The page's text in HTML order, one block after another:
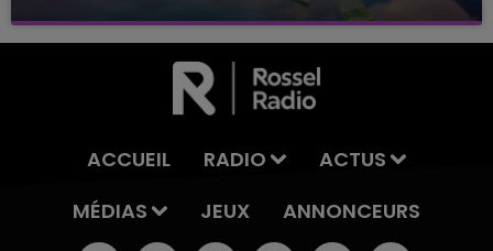
avec La Famille Champagne FM, à 8H10
ACCUEIL RADIO
ACTUS
MÉDIAS
JEUX ANNONCEURS